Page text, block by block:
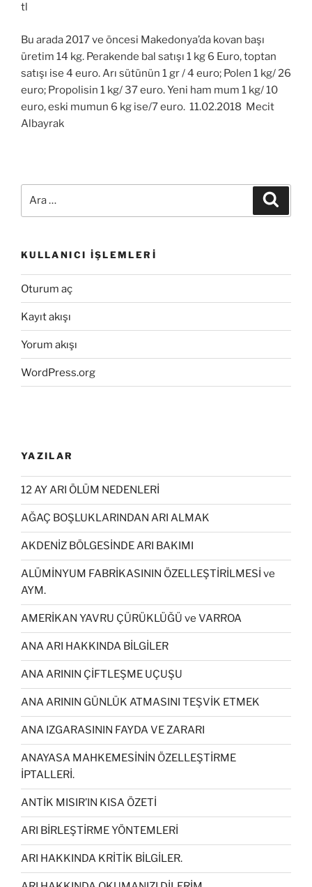
tl
Bu arada 2017 ve öncesi Makedonya’da kovan başı
üretim 14 kg. Perakende bal satışı 1 kg 6 Euro, toptan
satışı ise 4 euro. Arı sütünün 1 gr / 4 euro; Polen 1 kg/ 26
euro; Propolisin 1 kg/ 37 euro. Yeni ham mum 1 kg/ 10
euro, eski mumun 6 kg ise/7 euro. 11.02.2018 Mecit
Albayrak
KULLANICI İŞLEMLERI
Oturum aç
Kayıt akışı
Yorum akışı
WordPress.org
YAZILAR
12 AY ARI ÖLÜM NEDENLERİ
AĞAÇ BOŞLUKLARINDAN ARI ALMAK
AKDENİZ BÖLGESİNDE ARI BAKIMI
ALÜMİNYUM FABRİKASININ ÖZELLEŞTİRİLMESİ ve
AYM.
AMERİKAN YAVRU ÇÜRÜKLÜĞÜ ve VARROA
ANA ARI HAKKINDA BİLGİLER
ANA ARININ ÇİFTLEŞME UÇUŞU
ANA ARININ GÜNLÜK ATMASINI TEŞVİK ETMEK
ANA IZGARASININ FAYDA VE ZARARI
ANAYASA MAHKEMESİNİN ÖZELLEŞTİRME
İPTALLERİ.
ANTİK MISIR’IN KISA ÖZETİ
ARI BİRLEŞTİRME YÖNTEMLERİ
ARI HAKKINDA KRİTİK BİLGİLER.